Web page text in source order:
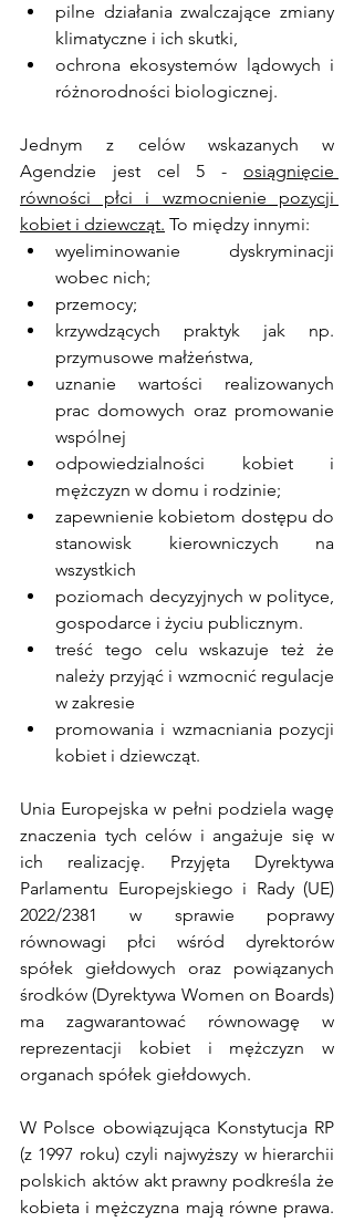
pilne działania zwalczające zmiany
klimatyczne i ich skutki,
ochrona ekosystemów lądowych i
różnorodności biologicznej.
Jednym z celów wskazanych w
Agendzie jest cel 5 - osiągnięcie
równości płci i wzmocnienie pozycji
kobiet i dziewcząt. To między innymi:
wyeliminowanie dyskryminacji
wobec nich;
przemocy;
krzywdzących praktyk jak np.
przymusowe małżeństwa,
uznanie wartości realizowanych
prac domowych oraz promowanie
wspólnej
odpowiedzialności kobiet i
mężczyzn w domu i rodzinie;
zapewnienie kobietom dostępu do
stanowisk kierowniczych na
wszystkich
poziomach decyzyjnych w polityce,
gospodarce i życiu publicznym.
treść tego celu wskazuje też że
należy przyjąć i wzmocnić regulacje
w zakresie
promowania i wzmacniania pozycji
kobiet i dziewcząt.
Unia Europejska w pełni podziela wagę
znaczenia tych celów i angażuje się w
ich realizację. Przyjęta Dyrektywa
Parlamentu Europejskiego i Rady (UE)
2022/2381 w sprawie poprawy
równowagi płci wśród dyrektorów
spółek giełdowych oraz powiązanych
środków (Dyrektywa Women on Boards)
ma zagwarantować równowagę w
reprezentacji kobiet i mężczyzn w
organach spółek giełdowych.
W Polsce obowiązująca Konstytucja RP
(z 1997 roku) czyli najwyższy w hierarchii
polskich aktów akt prawny podkreśla że
kobieta i mężczyzna mają równe prawa.